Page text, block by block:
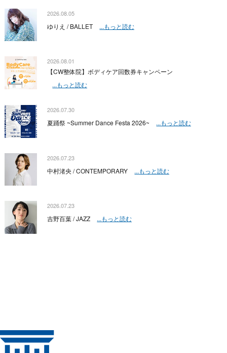
2026.08.05
ゆりえ / BALLET ...もっと読む
2026.08.01
【CW整体院】ボディケア回数券キャンペーン
...もっと読む
2026.07.30
夏踊祭 ~Summer Dance Festa 2026~ ...もっと読む
2026.07.23
中村渚央 / CONTEMPORARY ...もっと読む
2026.07.23
吉野百葉 / JAZZ ...もっと読む